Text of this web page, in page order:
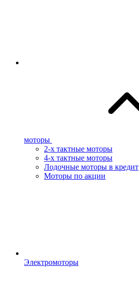
моторы
2-х тактные моторы
4-х тактные моторы
Лодочные моторы в кредит
Моторы по акции
Электромоторы